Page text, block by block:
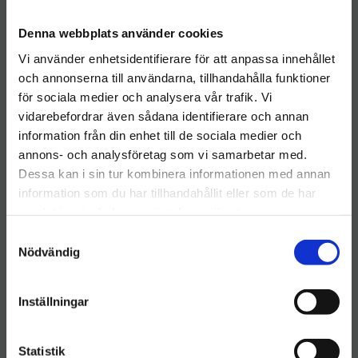
Denna webbplats använder cookies
Vi använder enhetsidentifierare för att anpassa innehållet
och annonserna till användarna, tillhandahålla funktioner
för sociala medier och analysera vår trafik. Vi
vidarebefordrar även sådana identifierare och annan
information från din enhet till de sociala medier och
annons- och analysföretag som vi samarbetar med.
Dessa kan i sin tur kombinera informationen med annan
information som du har tillhandahållit eller som de har
Nödvändig
Inställningar
Statistik
Vinylhandske Opudrad
M OP Perfect
OP Perfect
KÖP
Vägghållare
Engångshandskar 3
Engångshandskar 3
Lägg
Välkommen till hygieneleeds.se
Vill du handla som företag eller privatperson?
FÖRETAG
Priser visas inkl. moms